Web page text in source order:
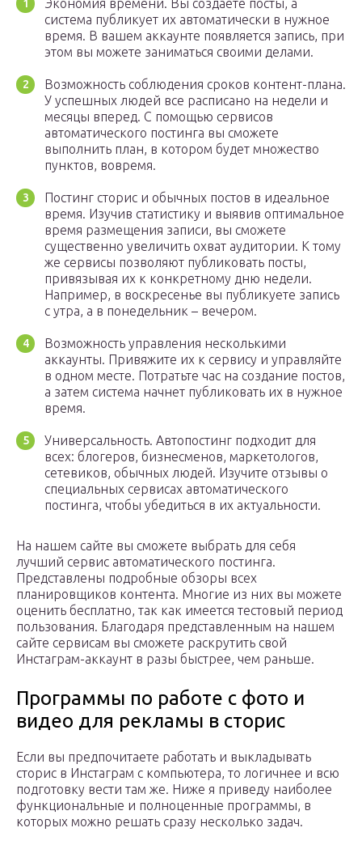
система публикует их автоматически в нужное
время. В вашем аккаунте появляется запись, при
этом вы можете заниматься своими делами.
Возможность соблюдения сроков контент-плана.
У успешных людей все расписано на недели и
месяцы вперед. С помощью сервисов
автоматического постинга вы сможете
выполнить план, в котором будет множество
пунктов, вовремя.
Постинг сторис и обычных постов в идеальное
время. Изучив статистику и выявив оптимальное
время размещения записи, вы сможете
существенно увеличить охват аудитории. К тому
же сервисы позволяют публиковать посты,
привязывая их к конкретному дню недели.
Например, в воскресенье вы публикуете запись
с утра, а в понедельник – вечером.
Возможность управления несколькими
аккаунты. Привяжите их к сервису и управляйте
в одном месте. Потратьте час на создание постов,
а затем система начнет публиковать их в нужное
время.
Универсальность. Автопостинг подходит для
всех: блогеров, бизнесменов, маркетологов,
сетевиков, обычных людей. Изучите отзывы о
специальных сервисах автоматического
постинга, чтобы убедиться в их актуальности.
На нашем сайте вы сможете выбрать для себя
лучший сервис автоматического постинга.
Представлены подробные обзоры всех
планировщиков контента. Многие из них вы можете
оценить бесплатно, так как имеется тестовый период
пользования. Благодаря представленным на нашем
сайте сервисам вы сможете раскрутить свой
Инстаграм-аккаунт в разы быстрее, чем раньше.
Программы по работе с фото и
видео для рекламы в сторис
Если вы предпочитаете работать и выкладывать
сторис в Инстаграм с компьютера, то логичнее и всю
подготовку вести там же. Ниже я приведу наиболее
функциональные и полноценные программы, в
которых можно решать сразу несколько задач.